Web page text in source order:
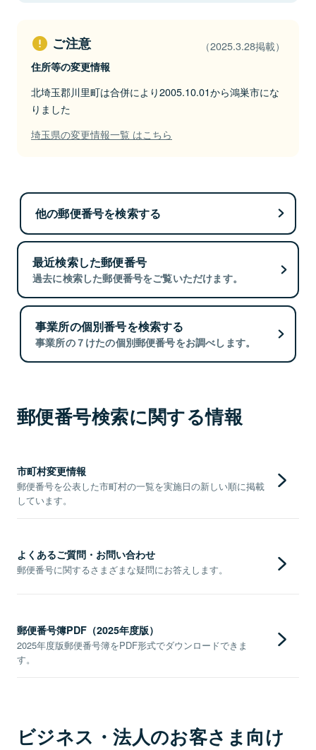
ご注意 （2025.3.28掲載）
住所等の変更情報
北埼玉郡川里町は合併により2005.10.01から鴻巣市にな
りました
埼玉県の変更情報一覧 はこちら
他の郵便番号を検索する
最近検索した郵便番号
過去に検索した郵便番号をご覧いただけます。
事業所の個別番号を検索する
事業所の７けたの個別郵便番号をお調べします。
郵便番号検索に関する情報
市町村変更情報
郵便番号を公表した市町村の一覧を実施日の新しい順に掲載
しています。
よくあるご質問・お問い合わせ
郵便番号に関するさまざまな疑問にお答えします。
郵便番号簿PDF（2025年度版）
2025年度版郵便番号簿をPDF形式でダウンロードできま
す。
ビジネス・法人のお客さま向け